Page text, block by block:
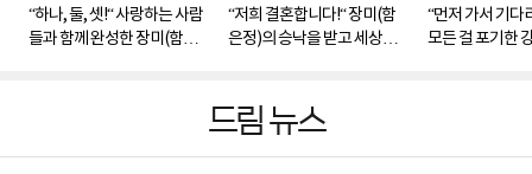
“하나, 둘, 셋!“ 사랑하는 사람
들과 함께 완성한 장미(함은
“저희 결혼합니다!“ 장미(함
은정)의 승낙을 받고 세상을
“먼저 가서 기다
모든 걸 포기한
드림 뉴스